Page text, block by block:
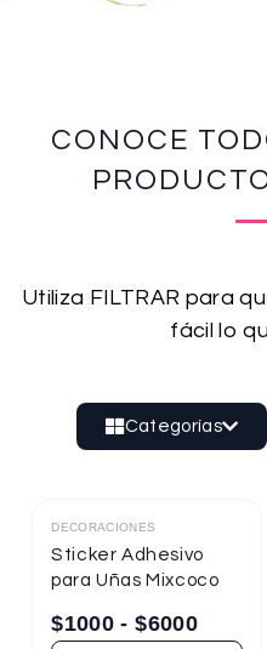
CONOCE
Utiliza FILTRAR para
fácil lo
Categorías
Destacado
DECORACIONES
Sticker Adhesivo
para Uñas Mixcoco
$1000 - $6000